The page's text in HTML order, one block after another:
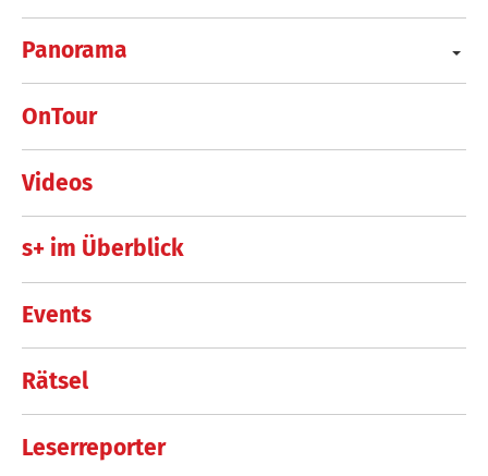
Panorama
OnTour
Videos
s+ im Überblick
Events
Rätsel
Leserreporter